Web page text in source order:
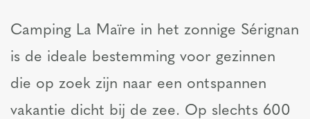
Camping La Maïre in het zonnige Sérignan
is de ideale bestemming voor gezinnen
die op zoek zijn naar een ontspannen
vakantie dicht bij de zee. Op slechts 600